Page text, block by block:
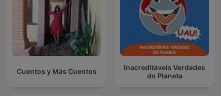
Cuentos y Más Cuentos
Inacreditáveis Verdades
do Planeta